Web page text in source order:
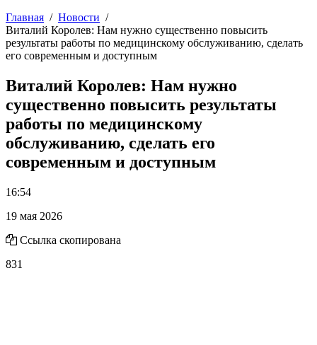
Главная
Новости
Виталий Королев: Нам нужно существенно повысить
результаты работы по медицинскому обслуживанию, сделать
его современным и доступным
Виталий Королев: Нам нужно
существенно повысить результаты
работы по медицинскому
обслуживанию, сделать его
современным и доступным
16:54
19 мая 2026
Ссылка скопирована
831